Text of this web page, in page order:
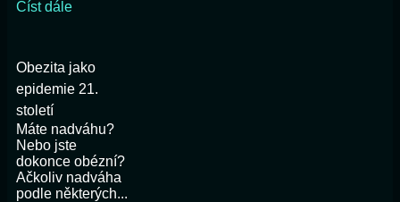
Číst dále
Obezita jako
epidemie 21.
století
Máte nadváhu?
Nebo jste
dokonce obézní?
Ačkoliv nadváha
podle některých...